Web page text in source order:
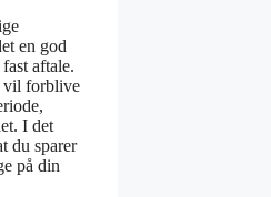
en god
aftale.
vil forblive
I det
du sparer
på din